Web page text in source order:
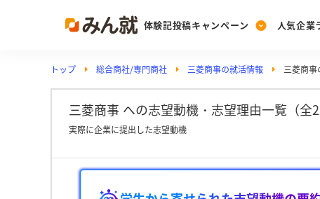
体験記投稿キャンペーン
Post
投稿する
人気企業
Ranking
ランキングを見る
Vote
PickUp
注目の企業特集
トップ 総合商社/専門商社 三菱商事の就活情報 三菱商事
三菱商事 への志望動機・志望理由一覧（全
実際に企業に提出した志望動機